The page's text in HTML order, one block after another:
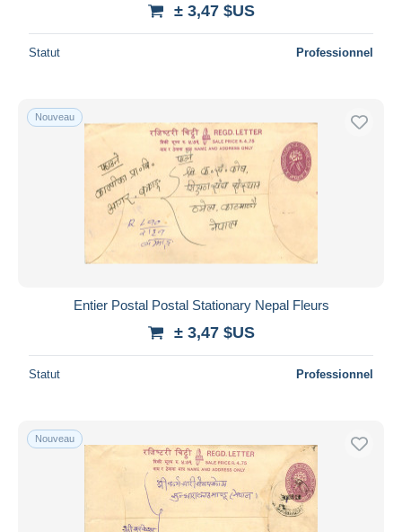
± 3,47 $US
Statut Professionnel
Nouveau
Entier Postal Postal Stationary Nepal Fleurs
± 3,47 $US
Statut Professionnel
Nouveau